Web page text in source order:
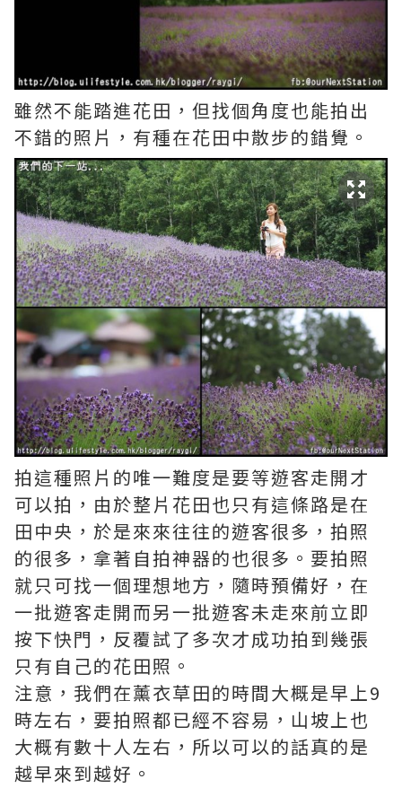
雖然不能踏進花田，但找個角度也能拍出
不錯的照片，有種在花田中散步的錯覺。
拍這種照片的唯一難度是要等遊客走開才
可以拍，由於整片花田也只有這條路是在
田中央，於是來來往往的遊客很多，拍照
的很多，拿著自拍神器的也很多。要拍照
就只可找一個理想地方，隨時預備好，在
一批遊客走開而另一批遊客未走來前立即
按下快門，反覆試了多次才成功拍到幾張
只有自己的花田照。
注意，我們在薰衣草田的時間大概是早上9
時左右，要拍照都已經不容易，山坡上也
大概有數十人左右，所以可以的話真的是
越早來到越好。